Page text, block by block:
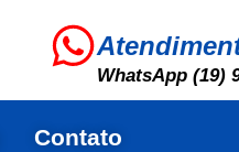
WhatsApp (19)
Contato